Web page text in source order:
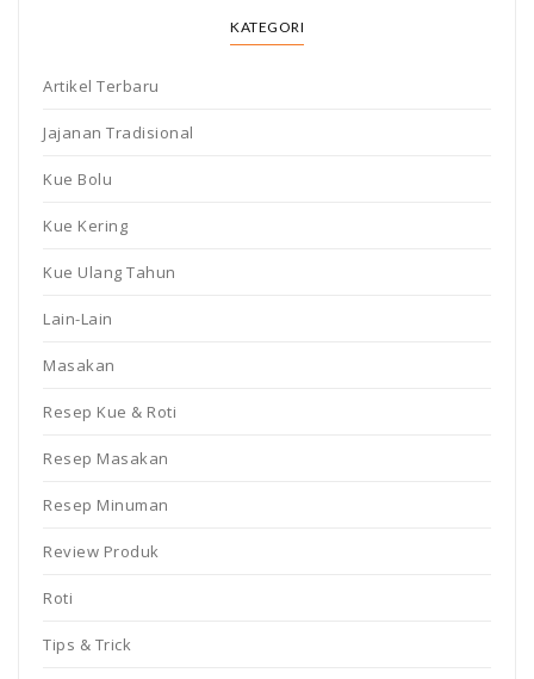
KATEGORI
Artikel Terbaru
Jajanan Tradisional
Kue Bolu
Kue Kering
Kue Ulang Tahun
Lain-Lain
Masakan
Resep Kue & Roti
Resep Masakan
Resep Minuman
Review Produk
Roti
Tips & Trick